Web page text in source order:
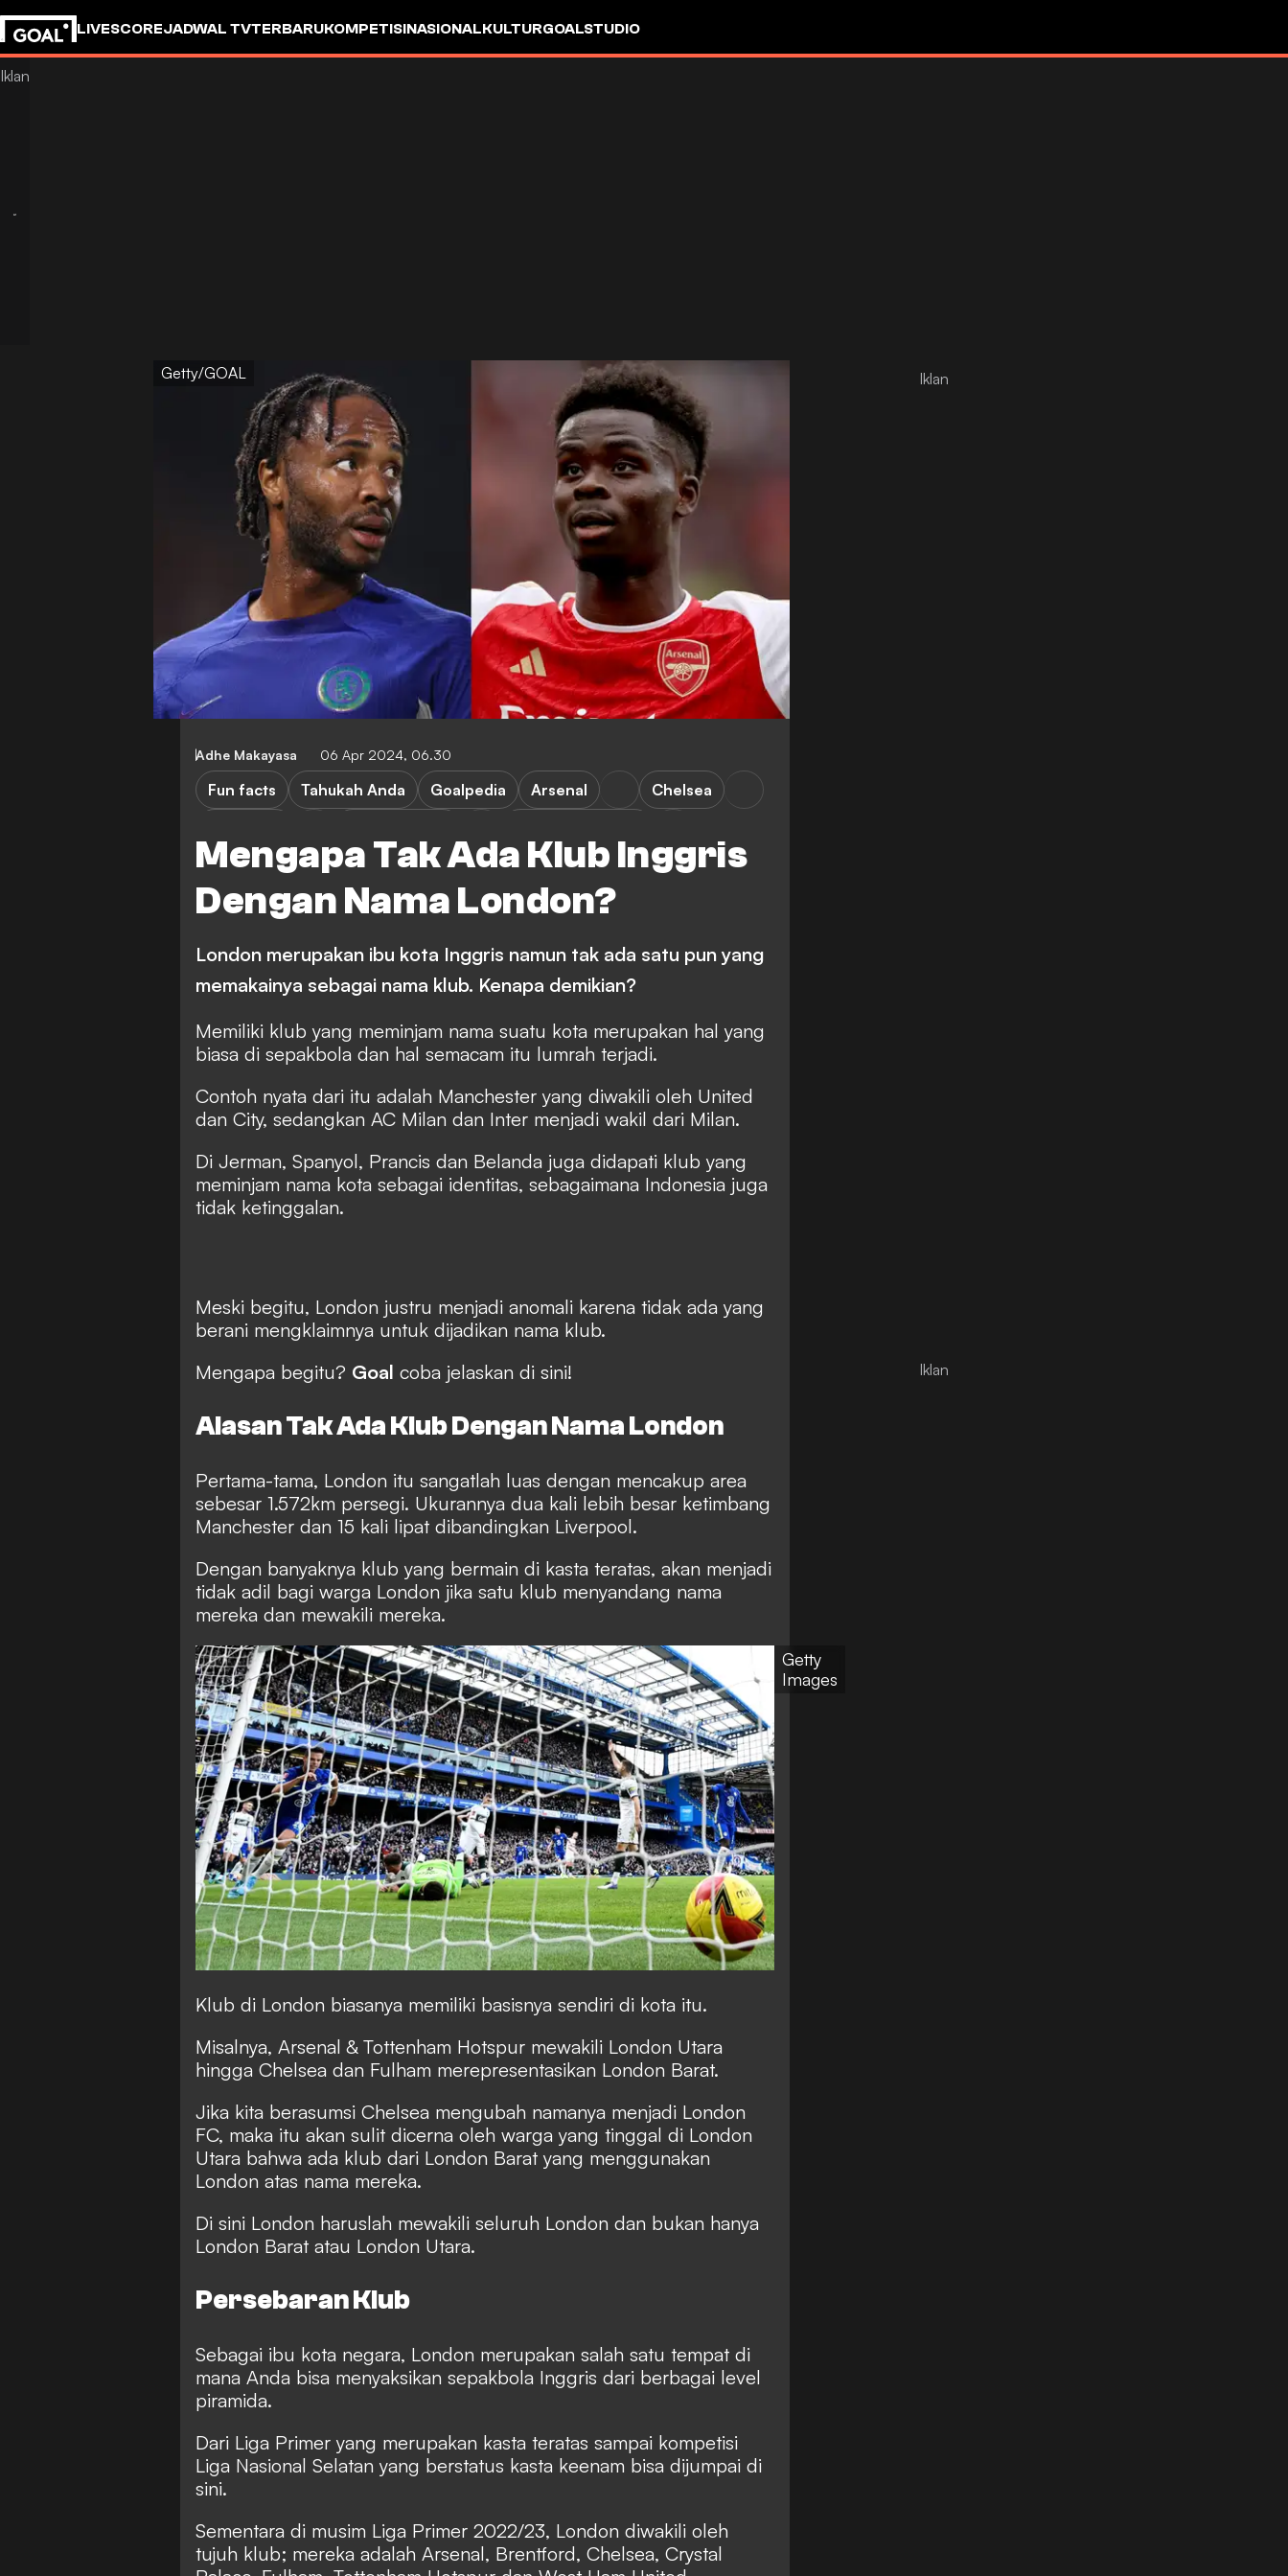
LIVESCOREJADWAL TVTERBARUKOMPETISINASIONALKULTURGOALSTUDIO
Getty/GOAL
Adhe Makayasa 06 Apr 2024, 06.30
Mengapa Tak Ada Klub Inggris
Dengan Nama London?
Fun facts Tahukah Anda Goalpedia Arsenal
Chelsea
Tottenham Hotspur
London merupakan ibu kota Inggris namun tak ada satu pun yang
memakainya sebagai nama klub. Kenapa demikian?
Memiliki klub yang meminjam nama suatu kota merupakan hal yang
biasa di sepakbola dan hal semacam itu lumrah terjadi.
Contoh nyata dari itu adalah Manchester yang diwakili oleh United
dan City, sedangkan AC Milan dan Inter menjadi wakil dari Milan.
Di Jerman, Spanyol, Prancis dan Belanda juga didapati klub yang
meminjam nama kota sebagai identitas, sebagaimana Indonesia juga
tidak ketinggalan.
Meski begitu, London justru menjadi anomali karena tidak ada yang
berani mengklaimnya untuk dijadikan nama klub.
Mengapa begitu? Goal coba jelaskan di sini!
Alasan Tak Ada Klub Dengan Nama London
Pertama-tama, London itu sangatlah luas dengan mencakup area
sebesar 1.572km persegi. Ukurannya dua kali lebih besar ketimbang
Manchester dan 15 kali lipat dibandingkan Liverpool.
Dengan banyaknya klub yang bermain di kasta teratas, akan menjadi
tidak adil bagi warga London jika satu klub menyandang nama
mereka dan mewakili mereka.
Getty
Images
Klub di London biasanya memiliki basisnya sendiri di kota itu.
Misalnya, Arsenal & Tottenham Hotspur mewakili London Utara
hingga Chelsea dan Fulham merepresentasikan London Barat.
Jika kita berasumsi Chelsea mengubah namanya menjadi London
FC, maka itu akan sulit dicerna oleh warga yang tinggal di London
Utara bahwa ada klub dari London Barat yang menggunakan
London atas nama mereka.
Di sini London haruslah mewakili seluruh London dan bukan hanya
London Barat atau London Utara.
Persebaran Klub
Sebagai ibu kota negara, London merupakan salah satu tempat di
mana Anda bisa menyaksikan sepakbola Inggris dari berbagai level
piramida.
Dari Liga Primer yang merupakan kasta teratas sampai kompetisi
Liga Nasional Selatan yang berstatus kasta keenam bisa dijumpai di
sini.
Sementara di musim Liga Primer 2022/23, London diwakili oleh
tujuh klub; mereka adalah Arsenal, Brentford, Chelsea, Crystal